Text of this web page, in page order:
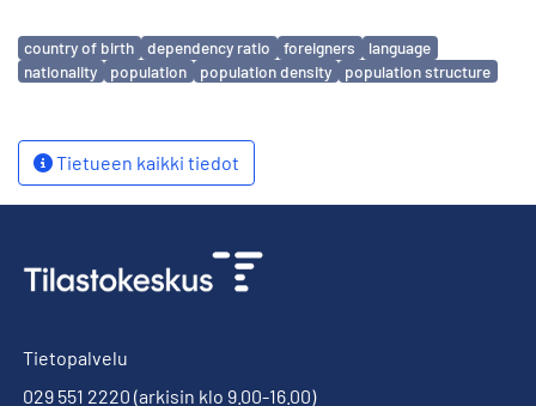
Avainsanat
country of birth dependency ratio foreigners
language
nationality
population population density population structure
Tietueen kaikki tiedot
Tietopalvelu
029 551 2220 (arkisin klo 9.00-16.00)